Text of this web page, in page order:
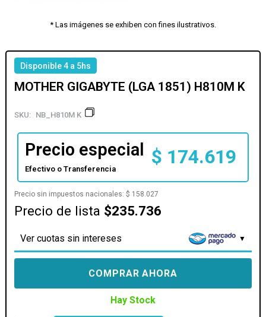
* Las imágenes se exhiben con fines ilustrativos.
Disponible 4 a 5hs
MOTHER GIGABYTE (LGA 1851) H810M K
SKU: NB_H810M K
Precio especial
Efectivo o Transferencia
$ 174.619
Precio sin impuestos nacionales:$ 158.027
Precio de lista $235.736
Ver cuotas sin intereses
COMPRAR AHORA
Hay Stock